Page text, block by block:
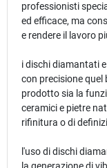
professionisti
ed efficace, ma
e rendere il lavoro
i dischi diamantati
con precisione
prodotto sia la
ceramici e pietre
rifinitura o di
l'uso di dischi